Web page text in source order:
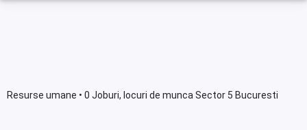
Resurse umane • 0 Joburi, locuri de munca Sector 5 Bucuresti